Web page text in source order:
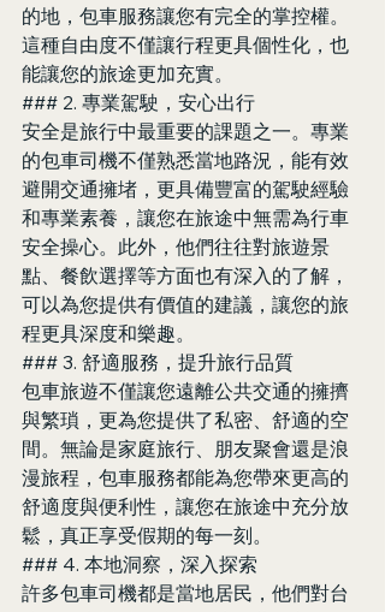
的地，包車服務讓您有完全的掌控權。
這種自由度不僅讓行程更具個性化，也
能讓您的旅途更加充實。
### 2. 專業駕駛，安心出行
安全是旅行中最重要的課題之一。專業
的包車司機不僅熟悉當地路況，能有效
避開交通擁堵，更具備豐富的駕駛經驗
和專業素養，讓您在旅途中無需為行車
安全操心。此外，他們往往對旅遊景
點、餐飲選擇等方面也有深入的了解，
可以為您提供有價值的建議，讓您的旅
程更具深度和樂趣。
### 3. 舒適服務，提升旅行品質
包車旅遊不僅讓您遠離公共交通的擁擠
與繁瑣，更為您提供了私密、舒適的空
間。無論是家庭旅行、朋友聚會還是浪
漫旅程，包車服務都能為您帶來更高的
舒適度與便利性，讓您在旅途中充分放
鬆，真正享受假期的每一刻。
### 4. 本地洞察，深入探索
許多包車司機都是當地居民，他們對台